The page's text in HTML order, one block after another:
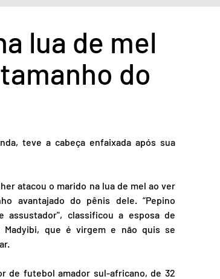
Economia
lua de mel
do
teve a cabeça enfaixada após sua
atacou o marido na lua de mel ao ver
avantajado do pênis dele. “Pepino
assustador", classificou a esposa de
Madyibi, que é virgem e não quis se
de futebol amador sul-africano, de 32